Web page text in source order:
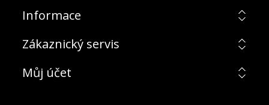
Informace
Zákaznický servis
Můj účet